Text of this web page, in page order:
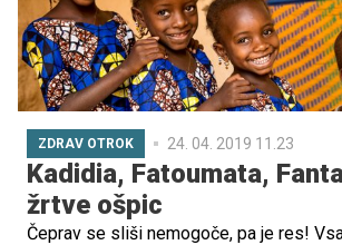
ZDRAV OTROK 24. 04. 2019 11.23
Kadidia, Fatoumata,
žrtve ošpic
Čeprav se sliši nemogoče, pa je res!